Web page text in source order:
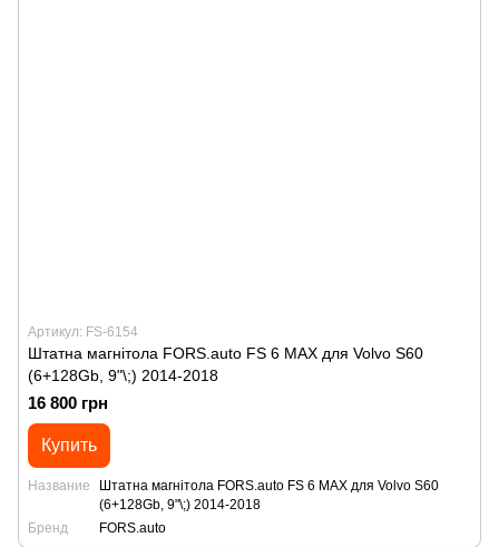
Артикул: FS-6154
Штатна магнітола FORS.auto FS 6 MAX для Volvo S60
(6+128Gb, 9"\;) 2014-2018
16 800 грн
Купить
Название
Штатна магнітола FORS.auto FS 6 MAX для Volvo S60
(6+128Gb, 9"\;) 2014-2018
Бренд
FORS.auto